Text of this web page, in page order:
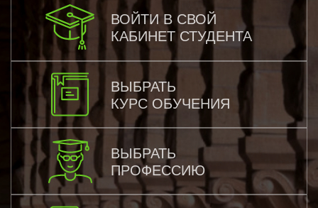
ВОЙТИ В СВОЙ
КАБИНЕТ СТУДЕНТА
ВЫБРАТЬ
КУРС ОБУЧЕНИЯ
ВЫБРАТЬ
ПРОФЕССИЮ